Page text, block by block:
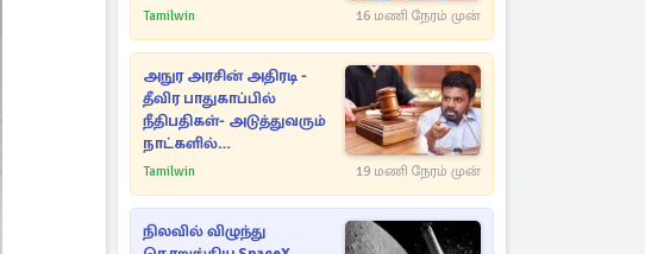
அநுரவுக்குச் சென்ற
Tamilwin 16 மணி நேரம் முன்
அநுர அரசின் அதிரடி -
தீவிர பாதுகாப்பில்
நீதிபதிகள்- அடுத்துவரும்
நாட்களில்
அம்பலமாகவுள்ள ரகசியம்
Tamilwin 19 மணி நேரம் முன்
நிலவில் விழுந்து